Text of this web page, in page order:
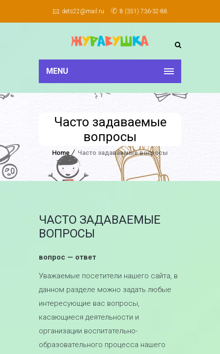
dets22@mail.ru 8 (351) 736-32-88
MENU
Часто задаваемые
вопросы
Home Часто задаваемые вопросы
ЧАСТО ЗАДАВАЕМЫЕ
ВОПРОСЫ
вопрос — ответ
Уважаемые посетители нашего сайта, в
данном разделе можно задать любые
интересующие вас вопросы,
касающиеся деятельности и
организации воспитательно-
образовательного процесса нашего